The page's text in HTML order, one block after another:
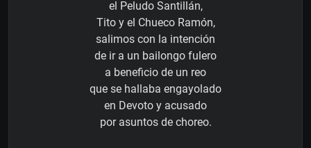
el Peludo Santillán,
Tito y el Chueco Ramón,
salimos con la intención
de ir a un bailongo fulero
a beneficio de un reo
que se hallaba engayolado
en Devoto y acusado
por asuntos de choreo.